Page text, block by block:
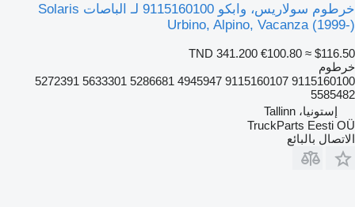
خرطوم سولاريس، وابكو 9115160100 لـ الباصات Solaris
Urbino, Alpino, Vacanza (1999-)
TND 341.200 €100.80 ≈ $116.50
خرطوم
9115160100 9115160107 4945947 5286681 5633301 5272391
5585482
إستونيا، Tallinn
TruckParts Eesti OÜ
الاتصال بالبائع